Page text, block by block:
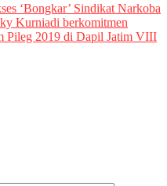
‘Bongkar’ Sindikat Narkoba
Kurniadi berkomitmen
Pileg 2019 di Dapil Jatim VIII